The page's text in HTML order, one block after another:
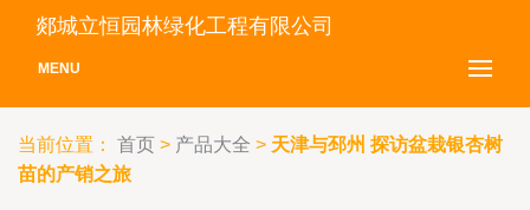
郯城立恒园林绿化工程有限公司
MENU
当前位置： 首页 > 产品大全 > 天津与邳州 探访盆栽银杏树
苗的产销之旅